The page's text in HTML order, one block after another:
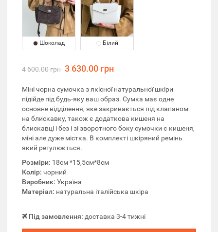
Шоколад Білий
4 600.00 грн 3 630.00 грн
Міні чорна сумочка з якісної натуральної шкіри
підійде під будь-яку ваш образ. Сумка має одне
основне відділення, яке закривається під клапаном
на блискавку, також є додаткова кишеня на
блискавці і без і зі зворотного боку сумочки є кишеня,
міні але дуже містка. В комплекті шкіряний ремінь
який регулюється.
Розміри: 18см *15,5см*8см
Колір: чорний
Виробник: Україна
Матеріал: натуральна італійська шкіра
Під замовлення: доставка 3-4 тижні